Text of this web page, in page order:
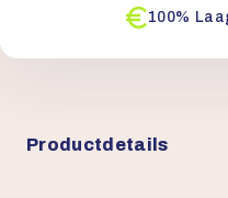
100%
Productdetails